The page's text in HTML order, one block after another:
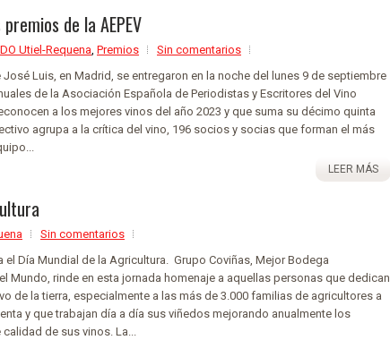
de la AEPEV
DO Utiel-Requena, Premios
Sin comentarios
José Luis, en Madrid, se entregaron en la noche del lunes 9 de septiembre
de la Asociación Española de Periodistas y Escritores del Vino
a los mejores vinos del año 2023 y que suma su décimo quinta
agrupa a la crítica del vino, 196 socios y socias que forman el más
LEER MÁS
Sin comentarios
el Día Mundial de la Agricultura. Grupo Coviñas, Mejor Bodega
Mundo, rinde en esta jornada homenaje a aquellas personas que dedican
de la tierra, especialmente a las más de 3.000 familias de agricultores a
y que trabajan día a día sus viñedos mejorando anualmente los
de sus vinos. La...